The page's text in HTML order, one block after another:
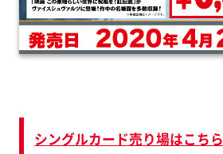
シングルカード売り場はこちら